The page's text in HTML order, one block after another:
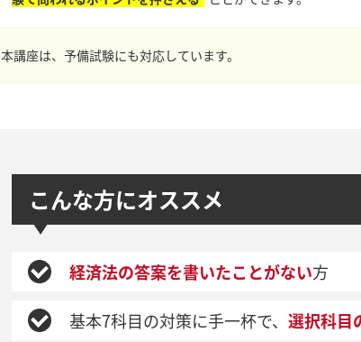
本講座は、予備試験にも対応しています。
こんな方にオススメ
経済法の答案を書いたことがない方
基本7科目の対策に手一杯で、 選択科目